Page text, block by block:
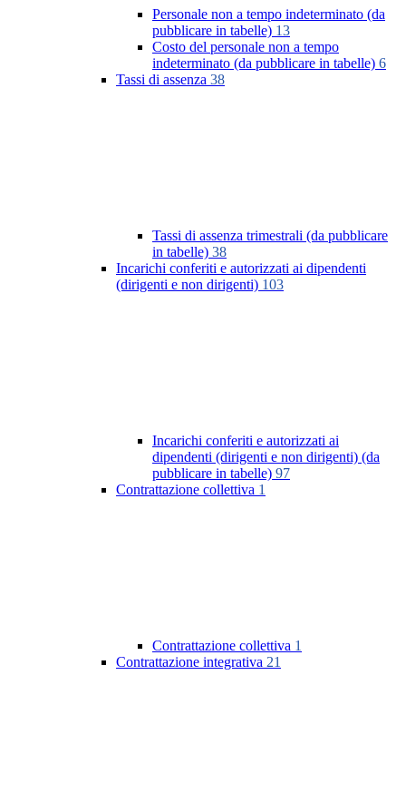
Personale non a tempo indeterminato (da
pubblicare in tabelle) 13
Costo del personale non a tempo
indeterminato (da pubblicare in tabelle) 6
Tassi di assenza 38
Tassi di assenza trimestrali (da pubblicare
in tabelle) 38
Incarichi conferiti e autorizzati ai dipendenti
(dirigenti e non dirigenti) 103
Incarichi conferiti e autorizzati ai
dipendenti (dirigenti e non dirigenti) (da
pubblicare in tabelle) 97
Contrattazione collettiva 1
Contrattazione collettiva 1
Contrattazione integrativa 21